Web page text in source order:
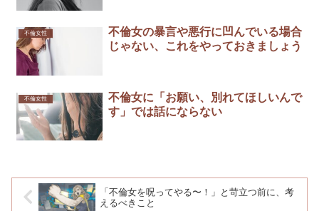
不倫女性
不倫女の暴言や悪行に凹んでいる場合
じゃない、これをやっておきましょう
不倫女性
不倫女に「お願い、別れてほしいんで
す」では話にならない￼
「不倫女を呪ってやる〜！」と苛立つ前に、考
えるべきこと